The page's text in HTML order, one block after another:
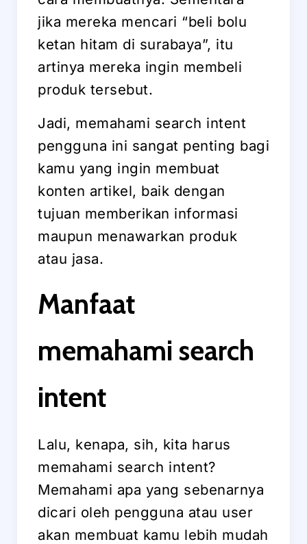
jika mereka mencari “beli bolu
ketan hitam di surabaya”, itu
artinya mereka ingin membeli
produk tersebut.
Jadi, memahami search intent
pengguna ini sangat penting bagi
kamu yang ingin membuat
konten artikel, baik dengan
tujuan memberikan informasi
maupun menawarkan produk
atau jasa.
Manfaat
memahami search
intent
Lalu, kenapa, sih, kita harus
memahami search intent?
Memahami apa yang sebenarnya
dicari oleh pengguna atau user
akan membuat kamu lebih mudah